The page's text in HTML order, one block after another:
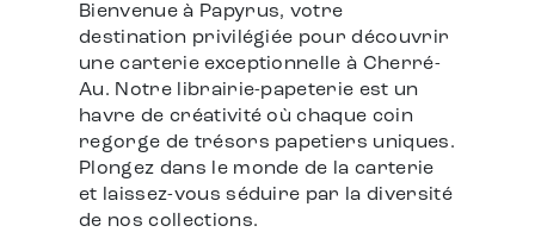
Bienvenue à Papyrus, votre
destination privilégiée pour découvrir
une carterie exceptionnelle à Cherré-
Au. Notre librairie-papeterie est un
havre de créativité où chaque coin
regorge de trésors papetiers uniques.
Plongez dans le monde de la carterie
et laissez-vous séduire par la diversité
de nos collections.